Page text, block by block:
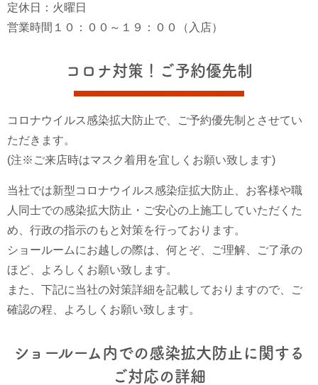
定休日：火曜日
営業時間１０：００～１９：００（入店）
コロナ対策！ご予約優先制
コロナウイルス感染拡大防止で、ご予約優先制とさせてい
ただきます。
(注※ご来店時はマスク着用を宜しくお願い致します)
当社では新型コロナウイルス感染症拡大防止、お客様や職
人同士での感染拡大防止・ご安心の上施工していただくた
め、行政の指示のもと対策を行っております。
ショールームにお越しの際は、何とぞ、ご理解、ご了承の
ほど、よろしくお願い致します。
また、下記に当社の対策詳細を記載しておりますので、ご
確認の程、よろしくお願い致します。
ショールーム内での感染拡大防止に関する
ご対応の詳細